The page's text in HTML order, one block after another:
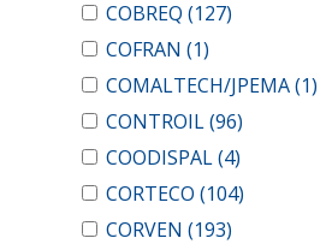
COBREQ (127)
COFRAN (1)
COMALTECH/JPEMA(1)
CONTROIL(96)
COODISPAL(4)
CORTECO (104)
CORVEN (193)